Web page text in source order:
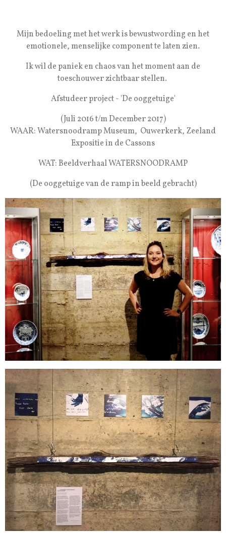
Mijn bedoeling met het werk is bewustwording en het
emotionele, menselijke component te laten zien.
Ik wil de paniek en chaos van het moment aan de
toeschouwer zichtbaar stellen.
Afstudeer project - 'De ooggetuige'
(Juli 2016 t/m December 2017)
WAAR: Watersnoodramp Museum, Ouwerkerk, Zeeland
Expositie in de Cassons
WAT: Beeldverhaal WATERSNOODRAMP
(De ooggetuige van de ramp in beeld gebracht)